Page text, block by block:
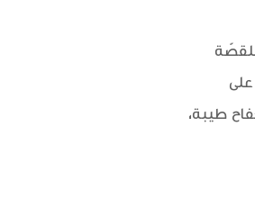
طيبة،